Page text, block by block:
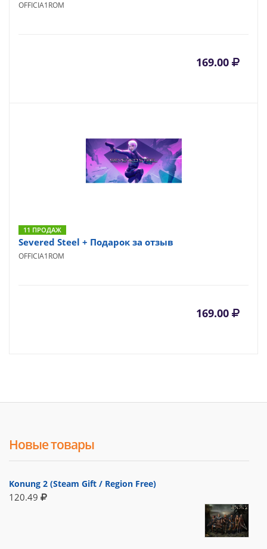
OFFICIA1ROM
169.00
11 ПРОДАЖ
Severed Steel + Подарок за отзыв
OFFICIA1ROM
169.00
Новые товары
Konung 2 (Steam Gift / Region Free)
120.49